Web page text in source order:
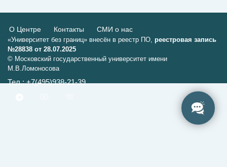
О Центре Контакты СМИ о нас
«Университет без границ» внесён в реестр ПО, реестровая запись
№28838 от 28.07.2025
© Московский государственный университет имени
М.В.Ломоносова
Тел.: +7(495)938-21-39